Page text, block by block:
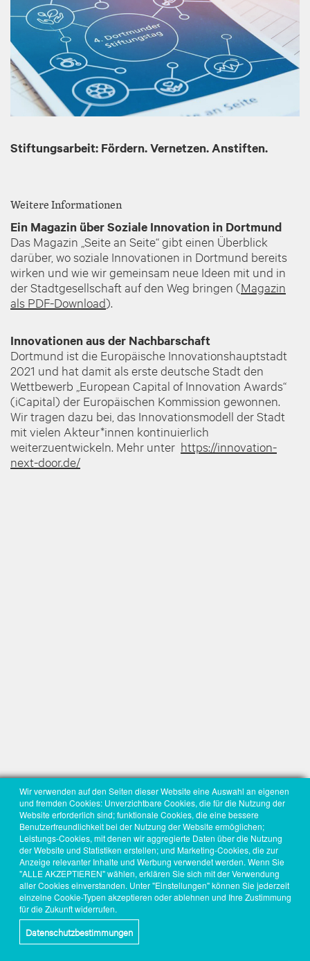
e
Stiftungsarbeit: Fördern. Vernetzen. Anstiften.
Weitere Informationen
Ein Magazin über Soziale Innovation in Dortmund
Das Magazin „Seite an Seite“ gibt einen Überblick
darüber, wo soziale Innovationen in Dortmund bereits
wirken und wie wir gemeinsam neue Ideen mit und in
der Stadtgesellschaft auf den Weg bringen (Magazin
als PDF-Download).
Innovationen aus der Nachbarschaft
Dortmund ist die Europäische Innovationshauptstadt
2021 und hat damit als erste deutsche Stadt den
Wettbewerb „European Capital of Innovation Awards“
(iCapital) der Europäischen Kommission gewonnen.
Wir tragen dazu bei, das Innovationsmodell der Stadt
mit vielen Akteur*innen kontinuierlich
weiterzuentwickeln. Mehr unter https://innovation-
next-door.de/
Wir verwenden auf den Seiten dieser Website eine Auswahl an eigenen
und fremden Cookies: Unverzichtbare Cookies, die für die Nutzung der
Website erforderlich sind; funktionale Cookies, die eine bessere
Benutzerfreundlichkeit bei der Nutzung der Website ermöglichen;
Leistungs-Cookies, mit denen wir aggregierte Daten über die Nutzung
der Website und Statistiken erstellen; und Marketing-Cookies, die zur
Anzeige relevanter Inhalte und Werbung verwendet werden. Wenn Sie
"ALLE AKZEPTIEREN" wählen, erklären Sie sich mit der Verwendung
aller Cookies einverstanden. Unter "Einstellungen" können Sie jederzeit
einzelne Cookie-Typen akzeptieren oder ablehnen und Ihre Zustimmung
für die Zukunft widerrufen.
Datenschutzbestimmungen